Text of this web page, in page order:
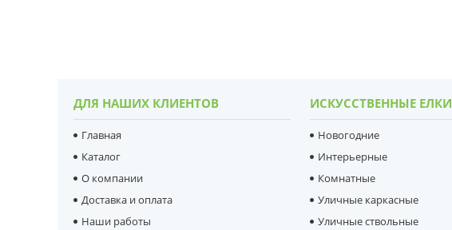
ДЛЯ НАШИХ КЛИЕНТОВ
Главная
Каталог
О компании
Доставка и оплата
Наши работы
ИСКУССТВЕННЫЕ ЕЛКИ
Новогодние
Интерьерные
Комнатные
Уличные каркасные
Уличные ствольные